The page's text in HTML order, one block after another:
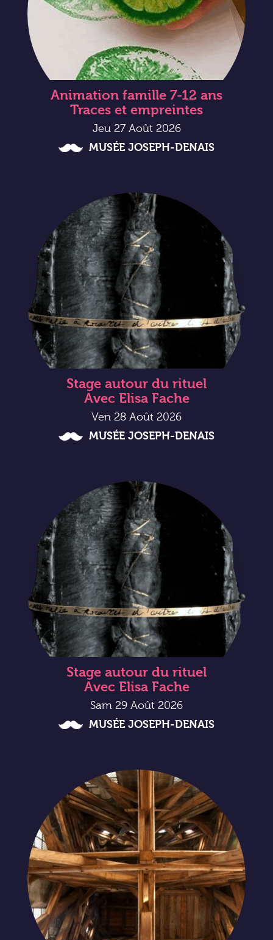
Animation famille 7-12 ans
Traces et empreintes
Jeu 27 Août 2026
MUSÉE JOSEPH-DENAIS
Stage autour du rituel
Avec Elisa Fache
Ven 28 Août 2026
MUSÉE JOSEPH-DENAIS
Stage autour du rituel
Avec Elisa Fache
Sam 29 Août 2026
MUSÉE JOSEPH-DENAIS